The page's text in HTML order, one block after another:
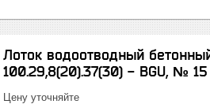
Лоток водоотводный
100.29,8(20).37(30) - BGU, № 15
Цену уточняйте